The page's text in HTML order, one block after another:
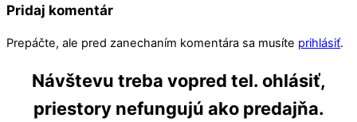
Pridaj komentár
Prepáčte, ale pred zanechaním komentára sa musíte prihlásiť.
Návštevu treba vopred tel. ohlásiť,
priestory nefungujú ako predajňa.